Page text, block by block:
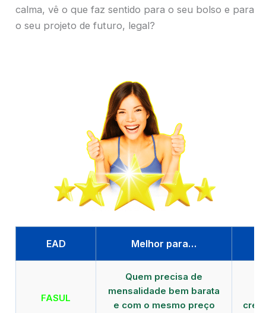
calma, vê o que faz sentido para o seu bolso e para
o seu projeto de futuro, legal?
EAD Melhor para…
FASUL
Quem precisa de
mensalidade bem barata
e com o mesmo preço